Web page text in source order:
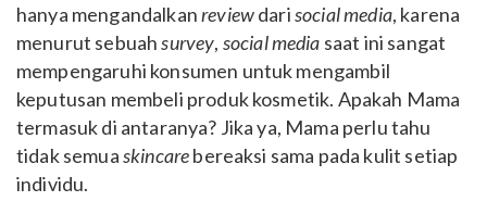
hanya mengandalkanreviewdarisocial media, karena
menurut sebuahsurvey, social media saat ini sangat
mempengaruhi konsumen untuk mengambil
keputusan membeli produk kosmetik. Apakah Mama
termasuk di antaranya? Jika ya, Mama perlu tahu
tidak semuaskincarebereaksi sama pada kulit setiap
individu.